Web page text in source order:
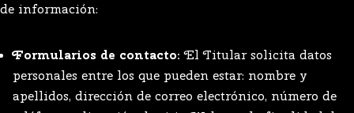
de información:
Formularios de contacto: El Titular solicita datos
personales entre los que pueden estar: nombre y
apellidos, dirección de correo electrónico, número de